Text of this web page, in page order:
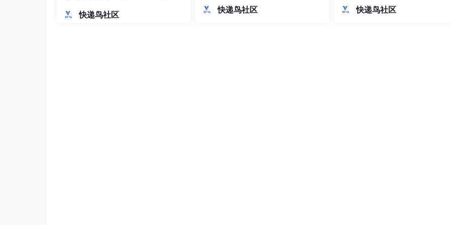
落地解析
快递鸟社区
错误处理、安全合规等标准，特别强调
快递鸟社区
无法转为Java对象，最终SQL执行失
快递鸟社区